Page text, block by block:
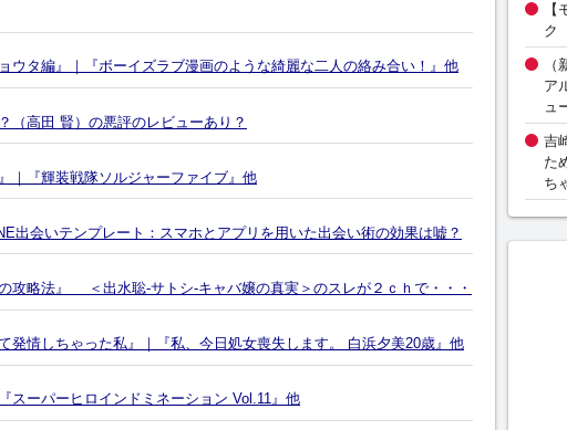
ウタ編』｜『ボーイズラブ漫画のような綺麗な二人の絡み合い！』他
（高田 賢）の悪評のレビューあり？
｜『輝装戦隊ソルジャーファイブ』他
出会いテンプレート：スマホとアプリを用いた出会い術の効果は嘘？
攻略法』 ＜出水聡‐サトシ-キャバ嬢の真実＞のスレが２ｃｈで・・・
発情しちゃった私』｜『私、今日処女喪失します。 白浜夕美20歳』他
スーパーヒロインドミネーション Vol.11』他
ク
ア
ュ
吉
た
ち